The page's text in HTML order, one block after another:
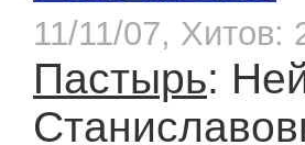
11/11/07, Хитов:
Пастырь: